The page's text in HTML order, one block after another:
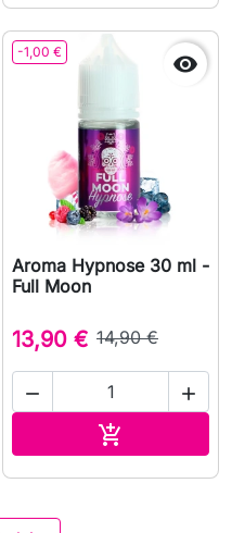
-1,00 € 
Aroma Hypnose 30 ml -
Full Moon
13,90 € 14,90 €
 
